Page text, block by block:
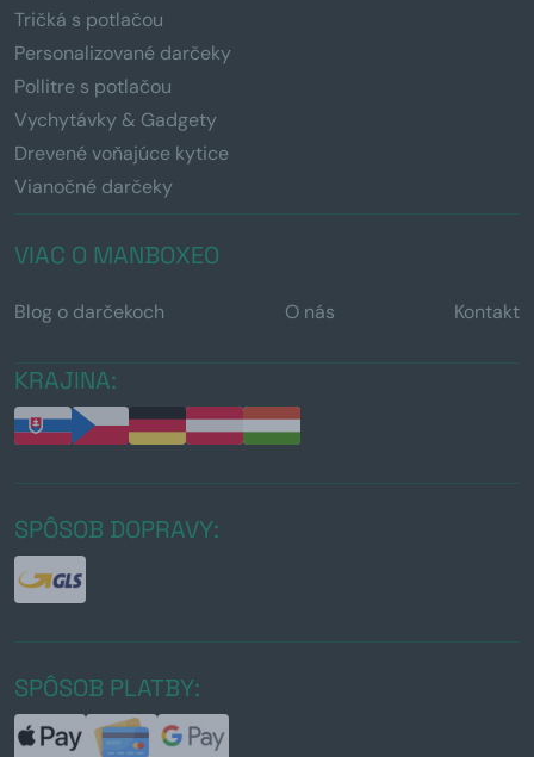
Tričká s potlačou
Personalizované darčeky
Pollitre s potlačou
Vychytávky & Gadgety
Drevené voňajúce kytice
Vianočné darčeky
VIAC O MANBOXEO
Blog o darčekoch O nás Kontakt
KRAJINA:
SPÔSOB DOPRAVY:
SPÔSOB PLATBY: